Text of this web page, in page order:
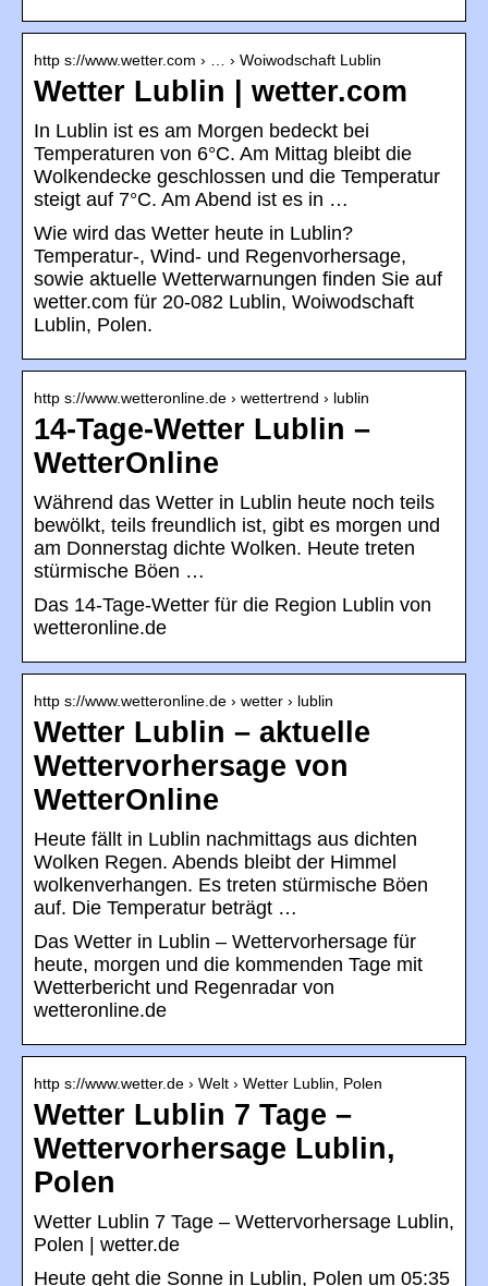
http s://www.wetter.com › … › Woiwodschaft Lublin
Wetter Lublin | wetter.com
In Lublin ist es am Morgen bedeckt bei
Temperaturen von 6°C. Am Mittag bleibt die
Wolkendecke geschlossen und die Temperatur
steigt auf 7°C. Am Abend ist es in …
Wie wird das Wetter heute in Lublin?
Temperatur-, Wind- und Regenvorhersage,
sowie aktuelle Wetterwarnungen finden Sie auf
wetter.com für 20-082 Lublin, Woiwodschaft
Lublin, Polen.
http s://www.wetteronline.de › wettertrend › lublin
14-Tage-Wetter Lublin –
WetterOnline
Während das Wetter in Lublin heute noch teils
bewölkt, teils freundlich ist, gibt es morgen und
am Donnerstag dichte Wolken. Heute treten
stürmische Böen …
Das 14-Tage-Wetter für die Region Lublin von
wetteronline.de
http s://www.wetteronline.de › wetter › lublin
Wetter Lublin – aktuelle
Wettervorhersage von
WetterOnline
Heute fällt in Lublin nachmittags aus dichten
Wolken Regen. Abends bleibt der Himmel
wolkenverhangen. Es treten stürmische Böen
auf. Die Temperatur beträgt …
Das Wetter in Lublin – Wettervorhersage für
heute, morgen und die kommenden Tage mit
Wetterbericht und Regenradar von
wetteronline.de
http s://www.wetter.de › Welt › Wetter Lublin, Polen
Wetter Lublin 7 Tage –
Wettervorhersage Lublin,
Polen
Wetter Lublin 7 Tage – Wettervorhersage Lublin,
Polen | wetter.de
Heute geht die Sonne in Lublin, Polen um 05:35